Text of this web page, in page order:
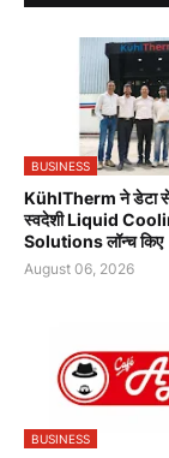
BUSINESS
KühlTherm ने डेटा
स्वदेशी Liquid
Solutions लॉन्च किए
August 06, 2026
BUSINESS